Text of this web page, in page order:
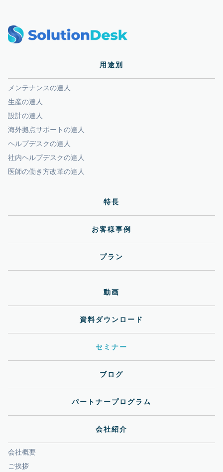
用途別
メンテナンスの達人
生産の達人
設計の達人
海外拠点サポートの達人
ヘルプデスクの達人
社内ヘルプデスクの達人
医師の働き方改革の達人
特長
お客様事例
プラン
動画
資料ダウンロード
セミナー
ブログ
パートナープログラム
会社紹介
会社概要
ご挨拶